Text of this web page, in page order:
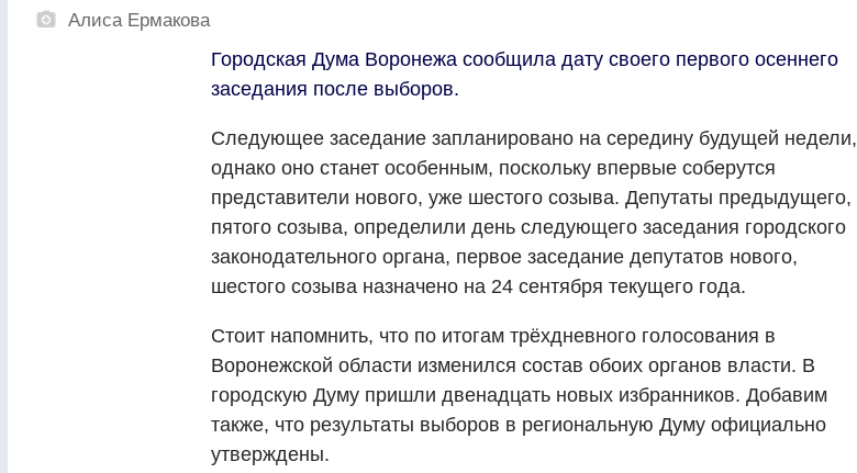
Алиса Ермакова
Городская Дума Воронежа сообщила дату своего первого осеннего
заседания после выборов.
Следующее заседание запланировано на середину будущей недели,
однако оно станет особенным, поскольку впервые соберутся
представители нового, уже шестого созыва. Депутаты предыдущего,
пятого созыва, определили день следующего заседания городского
законодательного органа, первое заседание депутатов нового,
шестого созыва назначено на 24 сентября текущего года.
Стоит напомнить, что по итогам трёхдневного голосования в
Воронежской области изменился состав обоих органов власти. В
городскую Думу пришли двенадцать новых избранников. Добавим
также, что результаты выборов в региональную Думу официально
утверждены.